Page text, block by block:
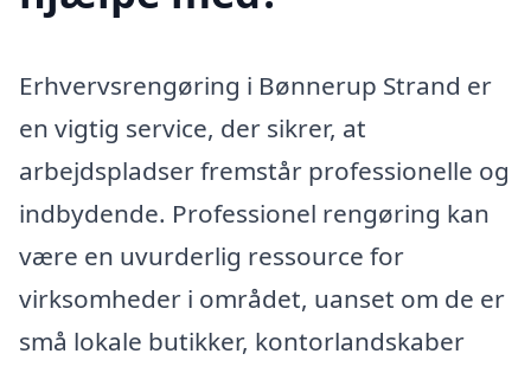
Erhvervsrengøring i Bønnerup Strand er
en vigtig service, der sikrer, at
arbejdspladser fremstår professionelle og
indbydende. Professionel rengøring kan
være en uvurderlig ressource for
virksomheder i området, uanset om de er
små lokale butikker, kontorlandskaber